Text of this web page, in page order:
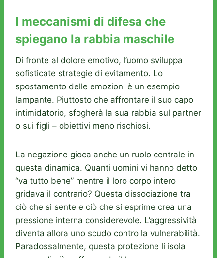
I meccanismi di difesa che
spiegano la rabbia maschile
Di fronte al dolore emotivo, l’uomo sviluppa
sofisticate strategie di evitamento. Lo
spostamento delle emozioni è un esempio
lampante. Piuttosto che affrontare il suo capo
intimidatorio, sfogherà la sua rabbia sul partner
o sui figli – obiettivi meno rischiosi.
La negazione gioca anche un ruolo centrale in
questa dinamica. Quanti uomini vi hanno detto
“va tutto bene” mentre il loro corpo intero
gridava il contrario? Questa dissociazione tra
ciò che si sente e ciò che si esprime crea una
pressione interna considerevole. L’aggressività
diventa allora uno scudo contro la vulnerabilità.
Paradossalmente, questa protezione li isola